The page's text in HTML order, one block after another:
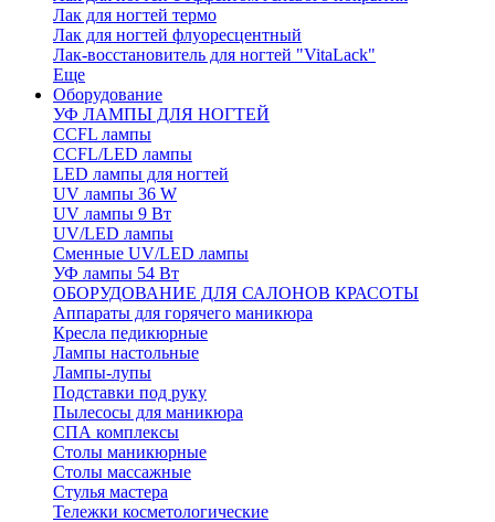
Лак для ногтей термо
Лак для ногтей флуоресцентный
Лак-восстановитель для ногтей "VitaLack"
Еще
Оборудование
УФ ЛАМПЫ ДЛЯ НОГТЕЙ
CCFL лампы
CCFL/LED лампы
LED лампы для ногтей
UV лампы 36 W
UV лампы 9 Вт
UV/LED лампы
Сменные UV/LED лампы
УФ лампы 54 Вт
ОБОРУДОВАНИЕ ДЛЯ САЛОНОВ КРАСОТЫ
Аппараты для горячего маникюра
Кресла педикюрные
Лампы настольные
Лампы-лупы
Подставки под руку
Пылесосы для маникюра
СПА комплексы
Столы маникюрные
Столы массажные
Стулья мастера
Тележки косметологические